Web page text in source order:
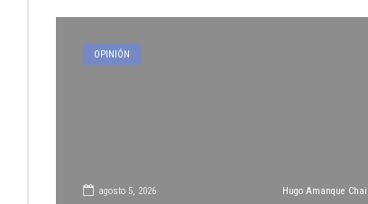
OPINIÓN
agosto 5, 2026 Hugo Amanque